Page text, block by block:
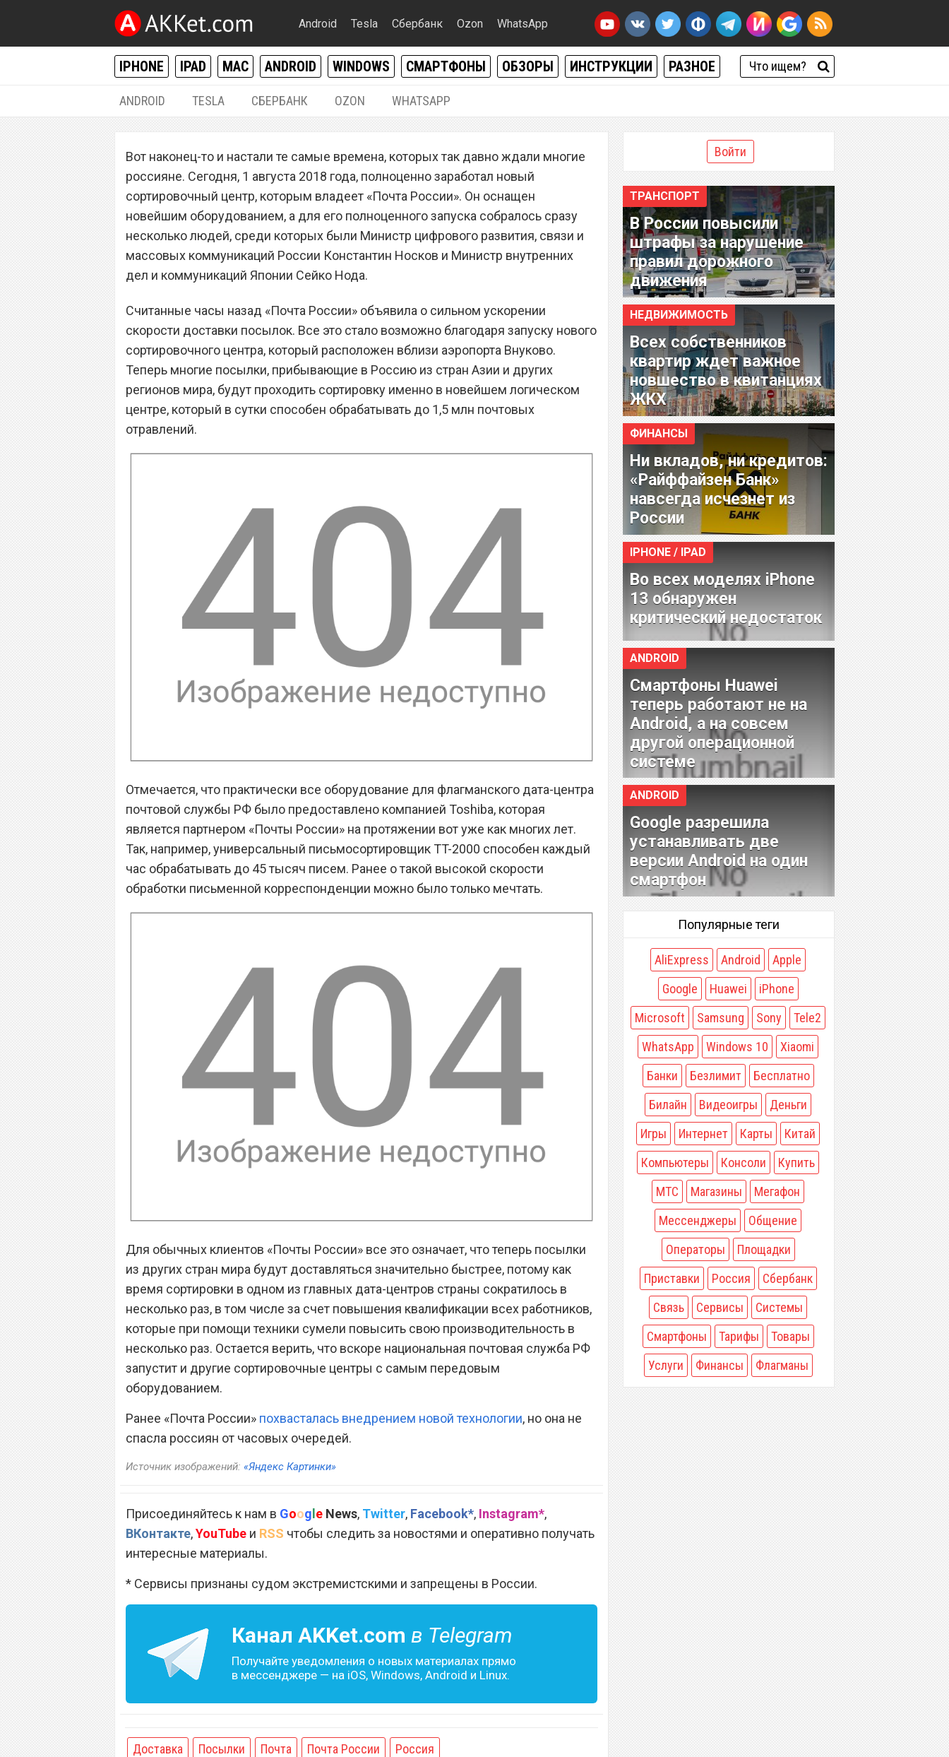
Android Tesla Сбербанк Ozon WhatsApp
IPHONE IPAD MAC ANDROID WINDOWS СМАРТФОНЫ ОБЗОРЫ ИНСТРУКЦИИ РАЗНОЕ
ANDROID TESLA СБЕРБАНК OZON WHATSAPP
«Почта России» объявила о сильном
ускорении скорости доставки посылок
Вот наконец-то и настали те самые времена, которых так давно ждали многие
россияне. Сегодня, 1 августа 2018 года, полноценно заработал новый
сортировочный центр, которым владеет «Почта России». Он оснащен
новейшим оборудованием, а для его полноценного запуска собралось сразу
несколько людей, среди которых были Министр цифрового развития, связи и
массовых коммуникаций России Константин Носков и Министр внутренних
дел и коммуникаций Японии Сейко Нода.
Считанные часы назад «Почта России» объявила о сильном ускорении
скорости доставки посылок. Все это стало возможно благодаря запуску нового
сортировочного центра, который расположен вблизи аэропорта Внуково.
Теперь многие посылки, прибывающие в Россию из стран Азии и других
регионов мира, будут проходить сортировку именно в новейшем логическом
центре, который в сутки способен обрабатывать до 1,5 млн почтовых
отравлений.
Отмечается, что практически все оборудование для флагманского дата-центра
почтовой службы РФ было предоставлено компанией Toshiba, которая
является партнером «Почты России» на протяжении вот уже как многих лет.
Так, например, универсальный письмосортировщик TT-2000 способен каждый
час обрабатывать до 45 тысяч писем. Ранее о такой высокой скорости
обработки письменной корреспонденции можно было только мечтать.
Для обычных клиентов «Почты России» все это означает, что теперь посылки
из других стран мира будут доставляться значительно быстрее, потому как
время сортировки в одном из главных дата-центров страны сократилось в
несколько раз, в том числе за счет повышения квалификации всех работников,
которые при помощи техники сумели повысить свою производительность в
несколько раз. Остается верить, что вскоре национальная почтовая служба РФ
запустит и другие сортировочные центры с самым передовым
оборудованием.
Ранее «Почта России» похвасталась внедрением новой технологии, но она не
спасла россиян от часовых очередей.
Источник изображений: «Яндекс Картинки»
Присоединяйтесь к нам в Google News, Twitter, Facebook*, Instagram*,
ВКонтакте,YouTube и RSS чтобы следить за новостями и оперативно получать
интересные материалы.
* Сервисы признаны судом экстремистскими и запрещены в России.
Канал AKKet.com в Telegram
Получайте уведомления о новых материалах прямо
в мессенджере — на iOS, Windows, Android и Linux.
Доставка Посылки Почта Почта России Россия
Войти
ТРАНСПОРТ
В России повысили
штрафы за нарушение
правил дорожного
движения
НЕДВИЖИМОСТЬ
Всех собственников
квартир ждет важное
новшество в квитанциях
ЖКХ
ФИНАНСЫ
Ни вкладов, ни кредитов:
«Райффайзен Банк»
навсегда исчезнет из
России
IPHONE / IPAD
Во всех моделях iPhone
13 обнаружен
критический недостаток
ANDROID
Смартфоны Huawei
теперь работают не на
Android, а на совсем
другой операционной
системе
ANDROID
Google разрешила
устанавливать две
версии Android на один
смартфон
Популярные теги
AliExpress Android
Apple
Google
Huawei
iPhone
Microsoft
Samsung Sony
Tele2
WhatsApp
Windows 10
Xiaomi
Банки
Безлимит
Бесплатно
Билайн
Видеоигры
Деньги
Игры
Интернет Карты
Китай
Компьютеры
Консоли
Купить
МТС
Магазины
Мегафон
Мессенджеры
Общение
Операторы
Площадки
Приставки
Россия
Сбербанк
Связь
Сервисы
Системы
Смартфоны
Тарифы
Товары
Услуги
Финансы Флагманы